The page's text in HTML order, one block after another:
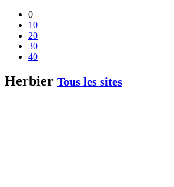
0
10
20
30
40
Herbier Tous les sites